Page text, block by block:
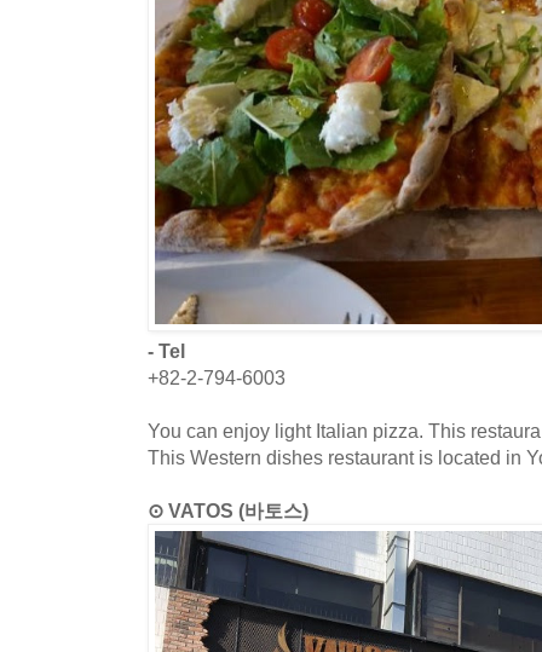
- Tel
+82-2-794-6003
You can enjoy light Italian pizza. This
This Western dishes restaurant is located in
⊙ VATOS (바토스)